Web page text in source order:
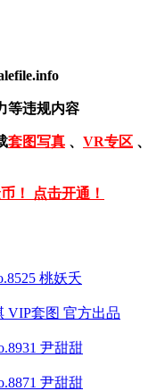
等违规内容
套图写真 、 VR专区 、
！ 点击开通！
桃妖夭
VIP套图 官方出品
尹甜甜
尹甜甜